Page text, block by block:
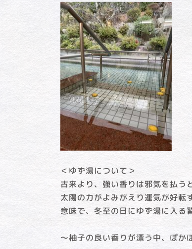
＜ゆず湯について＞
古来より、強い香りは邪気を払う
太陽の力がよみがえり運気が好転
意味で、冬至の日にゆず湯に入る
～柚子の良い香りが漂う中、ぽか